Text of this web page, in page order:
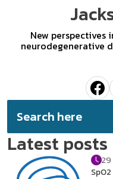
New
neurodegenerative
Latest posts